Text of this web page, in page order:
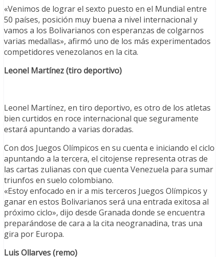
«Venimos de lograr el sexto puesto en el Mundial entre
50 países, posición muy buena a nivel internacional y
vamos a los Bolivarianos con esperanzas de colgarnos
varias medallas», afirmó uno de los más experimentados
competidores venezolanos en la cita.
Leonel Martínez (tiro deportivo)
Leonel Martínez, en tiro deportivo, es otro de los atletas
bien curtidos en roce internacional que seguramente
estará apuntando a varias doradas.
Con dos Juegos Olímpicos en su cuenta e iniciando el ciclo
apuntando a la tercera, el citojense representa otras de
las cartas zulianas con que cuenta Venezuela para sumar
triunfos en suelo colombiano.
«Estoy enfocado en ir a mis terceros Juegos Olímpicos y
ganar en estos Bolivarianos será una entrada exitosa al
próximo ciclo», dijo desde Granada donde se encuentra
preparándose de cara a la cita neogranadina, tras una
gira por Europa.
Luis Ollarves (remo)